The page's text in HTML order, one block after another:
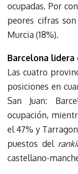
ocupadas. Por
peores cifras
Murcia (18%).
Barcelona lidera
Las cuatro
posiciones en
San Juan:
ocupación,
el 47% y
puestos del
castellano-